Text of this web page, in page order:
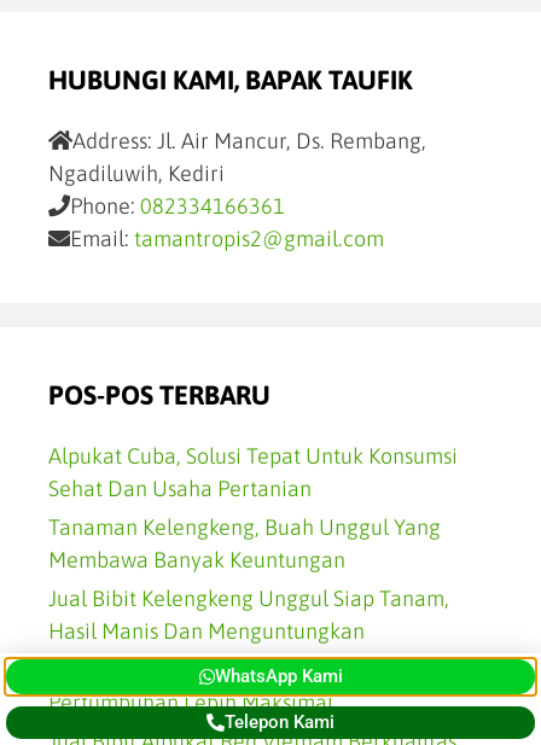
HUBUNGI KAMI, BAPAK TAUFIK
Address: Jl. Air Mancur, Ds. Rembang,
Ngadiluwih, Kediri
Phone: 082334166361
Email: tamantropis2@gmail.com
POS-POS TERBARU
Alpukat Cuba, Solusi Tepat Untuk Konsumsi
Sehat Dan Usaha Pertanian
Tanaman Kelengkeng, Buah Unggul Yang
Membawa Banyak Keuntungan
Jual Bibit Kelengkeng Unggul Siap Tanam,
Hasil Manis Dan Menguntungkan
Jual Bibit Alpukat Cuba Premium,
Pertumbuhan Lebih Maksimal
WhatsApp Kami
Telepon Kami